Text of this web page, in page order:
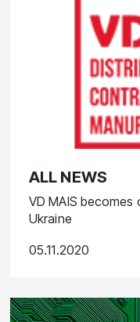
ALL NEWS
VD MAIS becomes
Ukraine
05.11.2020